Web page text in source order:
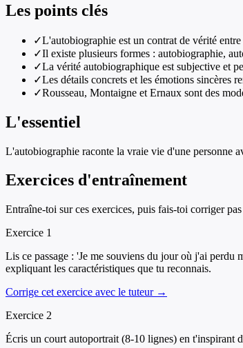
Les points clés
✓L'autobiographie est un contrat de vérité
✓Il existe plusieurs formes : autobiographie,
✓La vérité autobiographique est subjective et
✓Les détails concrets et les émotions sincères
✓Rousseau, Montaigne et Ernaux sont des
L'essentiel
L'autobiographie raconte la vraie vie d'une personne
Exercices d'entraînement
Entraîne-toi sur ces exercices, puis fais-toi corriger
Exercice 1
Lis ce passage : 'Je me souviens du jour où j'ai
expliquant les caractéristiques que tu reconnais.
Corrige cet exercice avec le tuteur →
Exercice 2
Écris un court autoportrait (8-10 lignes) en t'inspirant